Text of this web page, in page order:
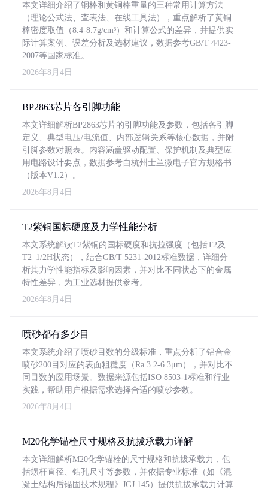
本文详细介绍了铜棒和黄铜棒重量的三种常用计算方法
（理论公式法、查表法、在线工具法），重点解析了黄铜
棒密度取值（8.4-8.7g/cm³）和计算公式的差异，并提供实
际计算案例、误差分析及选材建议，数据参考GB/T 4423-
2007等国家标准。
2026年8月4日
BP2863芯片各引脚功能
本文详细解析BP2863芯片的引脚功能及参数，包括各引脚
定义、典型电压/电流值、内部逻辑关系等核心数据，并附
引脚参数对照表。内容涵盖驱动配置、保护机制及典型应
用电路设计要点，数据参考自杭州士兰微电子官方规格书
（版本V1.2）。
2026年8月4日
T2紫铜国标硬度及力学性能分析
本文系统解读T2紫铜的国标硬度和抗拉强度（包括T2及
T2_1/2H状态），结合GB/T 5231-2012标准数据，详细分
析其力学性能指标及影响因素，并对比不同状态下的金属
特性差异，为工业选材提供参考。
2026年8月4日
喷砂都有多少目
本文系统介绍了喷砂目数的分级标准，重点分析了铝合金
喷砂200目对应的表面粗糙度（Ra 3.2-6.3μm），并对比不
同目数的应用场景。数据来源包括ISO 8503-1标准和行业
实践，帮助用户根据需求选择合适的喷砂参数。
2026年8月4日
M20化学锚栓尺寸规格及抗拔承载力详解
本文详细解析M20化学锚栓的尺寸规格和抗拔承载力，包
括螺杆直径、钻孔尺寸等参数，并依据专业标准（如《混
凝土结构后锚固技术规程》JGJ 145）提供抗拔承载力计算